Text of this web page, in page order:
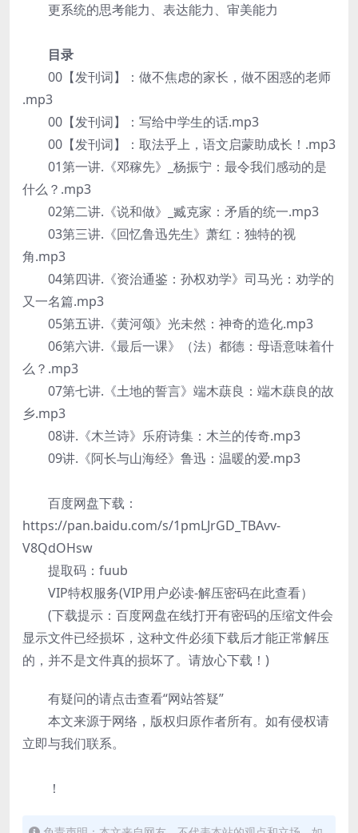
更系统的思考能力、表达能力、审美能力
目录
00【发刊词】：做不焦虑的家长，做不困惑的老师
.mp3
00【发刊词】：写给中学生的话.mp3
00【发刊词】：取法乎上，语文启蒙助成长！.mp3
01第一讲.《邓稼先》_杨振宁：最令我们感动的是
什么？.mp3
02第二讲.《说和做》_臧克家：矛盾的统一.mp3
03第三讲.《回忆鲁迅先生》萧红：独特的视
角.mp3
04第四讲.《资治通鉴：孙权劝学》司马光：劝学的
又一名篇.mp3
05第五讲.《黄河颂》光未然：神奇的造化.mp3
06第六讲.《最后一课》（法）都德：母语意味着什
么？.mp3
07第七讲.《土地的誓言》端木蕻良：端木蕻良的故
乡.mp3
08讲.《木兰诗》乐府诗集：木兰的传奇.mp3
09讲.《阿长与山海经》鲁迅：温暖的爱.mp3
百度网盘下载：
https://pan.baidu.com/s/1pmLJrGD_TBAvv-
V8QdOHsw
提取码：fuub
VIP特权服务(VIP用户必读-解压密码在此查看）
(下载提示：百度网盘在线打开有密码的压缩文件会
显示文件已经损坏，这种文件必须下载后才能正常解压
的，并不是文件真的损坏了。请放心下载！)
有疑问的请点击查看“网站答疑”
本文来源于网络，版权归原作者所有。如有侵权请
立即与我们联系。
！